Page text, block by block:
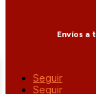
Envíos a
Seguir
Seguir